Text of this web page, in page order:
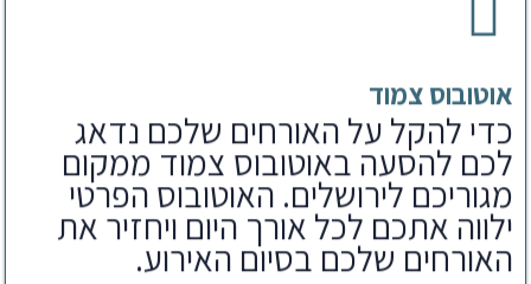
כדי להקל על האורחים שלכם נדאג
לכם להסעה באוטובוס צמוד ממקום
מגוריכם לירושלים. האוטובוס הפרטי
ילווה אתכם לכל אורך היום ויחזיר את
האורחים שלכם בסיום האירוע.